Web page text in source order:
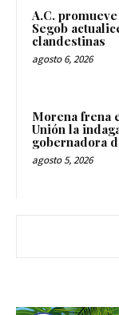
A.C.
Segob
clandestinas
agosto 6, 2026
Morena frena
Unión la
gobernadora
agosto 5, 2026